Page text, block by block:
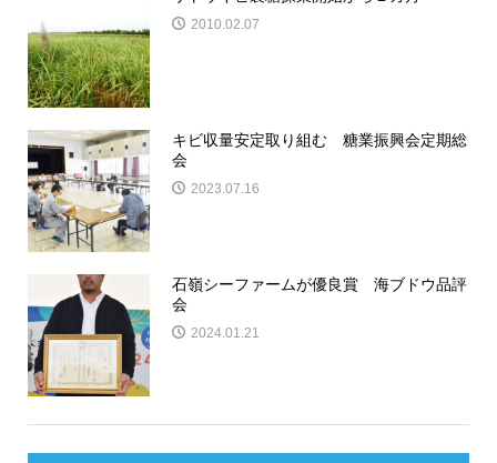
2010.02.07
キビ収量安定取り組む 糖業振興会定期総
会
2023.07.16
石嶺シーファームが優良賞 海ブドウ品評
会
2024.01.21